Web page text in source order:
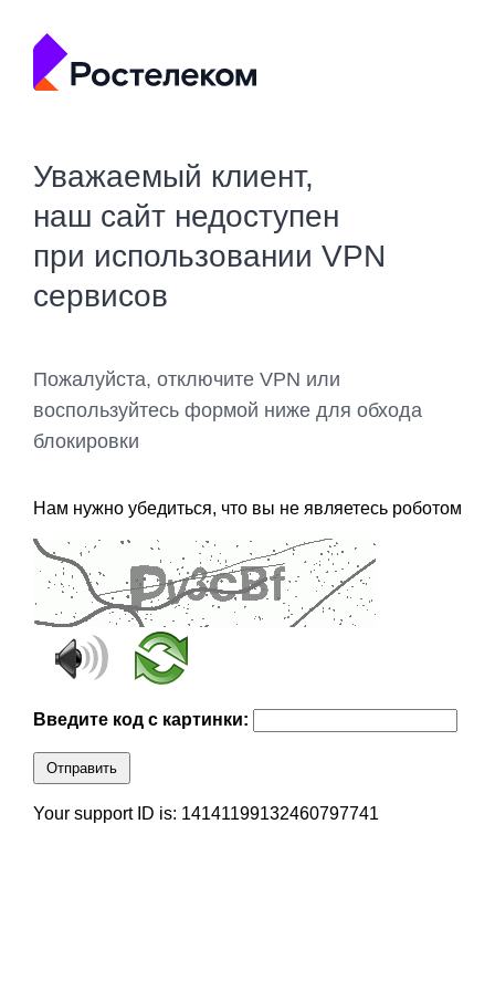
Уважаемый клиент,
наш сайт недоступен
при использовании VPN
сервисов
Пожалуйста, отключите VPN или
воспользуйтесь формой ниже для обхода
блокировки
Нам нужно убедиться, что вы не являетесь роботом
Введите код с картинки:
Отправить
Your support ID is: 14141199132460797741